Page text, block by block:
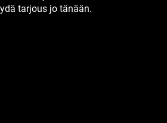
tarjous jo tänään.